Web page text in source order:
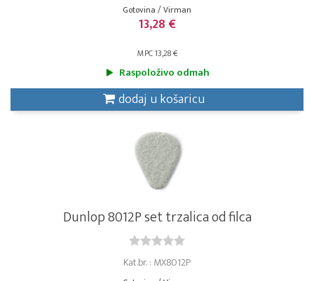
Gotovina / Virman
13,28 €
MPC 13,28 €
Raspoloživo odmah
dodaj u košaricu
Dunlop 8012P set trzalica od filca
Kat.br. : MX8012P